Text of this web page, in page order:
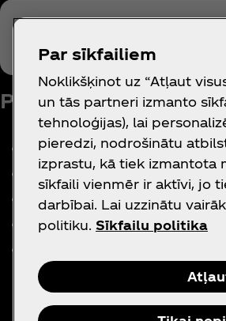
Par mums
Mūsu uzņēmums
Preses centrs
Biežāk uzdotie jautājumi
Vēsture
Par sīkfailiem
Noklikšķinot uz “Atļaut
un tās partneri izmanto
tehnoloģijas), lai
pieredzi, nodrošinātu
izprastu, kā tiek izmantota
sīkfaili vienmēr ir aktīvi, jo
darbībai. Lai uzzinātu
politiku. Sīkfailu politika